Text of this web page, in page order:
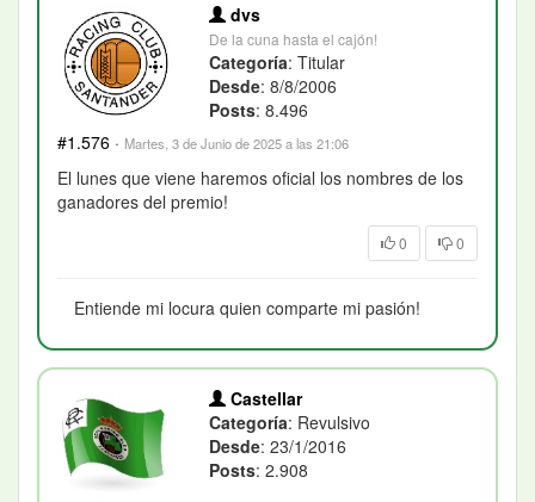
dvs
De la cuna hasta el cajón!
Categoría: Titular
Desde: 8/8/2006
Posts: 8.496
#1.576 · Martes, 3 de Junio de 2025 a las 21:06
El lunes que viene haremos oficial los nombres de los
ganadores del premio!
0 0
Entiende mi locura quien comparte mi pasión!
Castellar
Categoría: Revulsivo
Desde: 23/1/2016
Posts: 2.908